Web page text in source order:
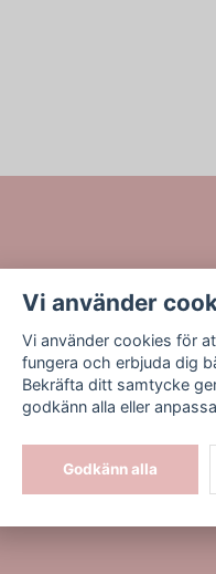
order?
Vi använder
Vi använder cookies för
fungera och erbjuda dig
Bekräfta ditt samtycke
godkänn alla eller
Godkänn alla